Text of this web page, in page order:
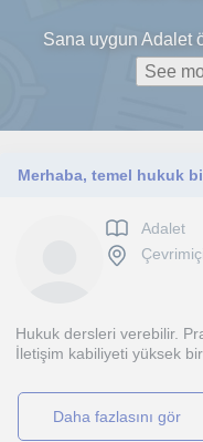
Sana uygun Adalet
See
Adalet
Hukuk dersleri verebilir.
İletişim kabiliyeti yüksek
daha fazlasını gör